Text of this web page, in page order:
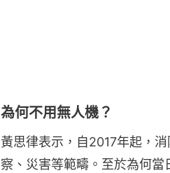
為何不用無人機？
黃思律表示，自2017年起，
察、災害等範疇。至於為何